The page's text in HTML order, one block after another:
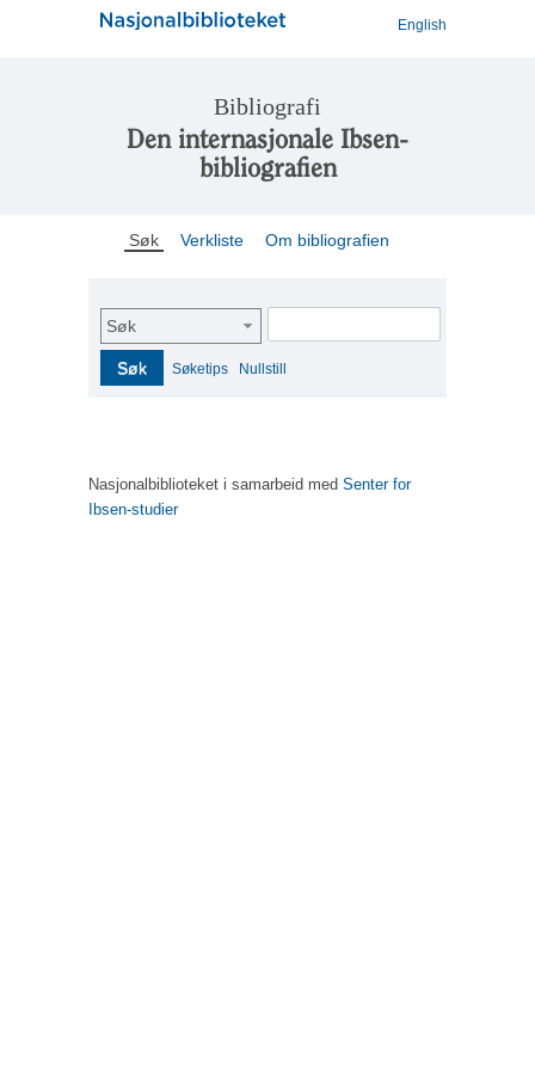
English
Bibliografi
Den internasjonale Ibsen-
bibliografien
Søk Verkliste Om bibliografien
Søk
Søk Søketips Nullstill
Nasjonalbiblioteket i samarbeid med Senter for
Ibsen-studier